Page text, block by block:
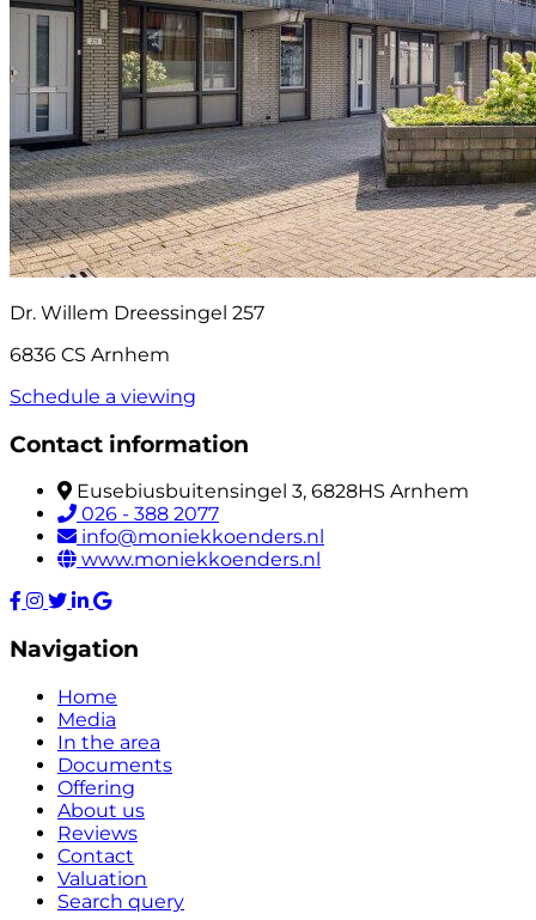
Dr. Willem Dreessingel 257
6836 CS Arnhem
Schedule a viewing
Contact information
Eusebiusbuitensingel 3, 6828HS Arnhem
026 - 388 2077
info@moniekkoenders.nl
www.moniekkoenders.nl
Navigation
Home
Media
In the area
Documents
Offering
About us
Reviews
Contact
Valuation
Search query